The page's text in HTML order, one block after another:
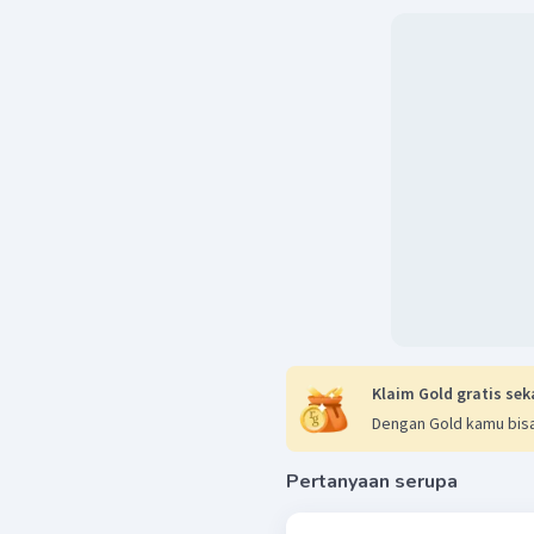
Klaim Gold gratis
Dengan Gold kamu
Pertanyaan serupa